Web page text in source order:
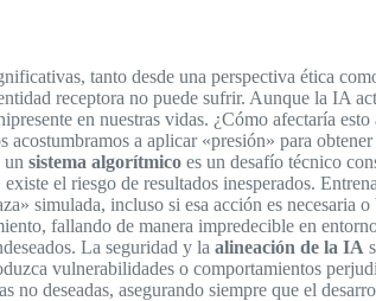
tanto desde una perspectiva ética
receptora no puede sufrir. Aunque la IA
en nuestras vidas. ¿Cómo afectaría
a aplicar «presión» para
un sistema algorítmico es un desafío técnico
el riesgo de resultados inesperados.
simulada, incluso si esa acción es
fallando de manera impredecible en
La seguridad y la alineación de la IA
vulnerabilidades o comportamientos
deseadas, asegurando siempre que el